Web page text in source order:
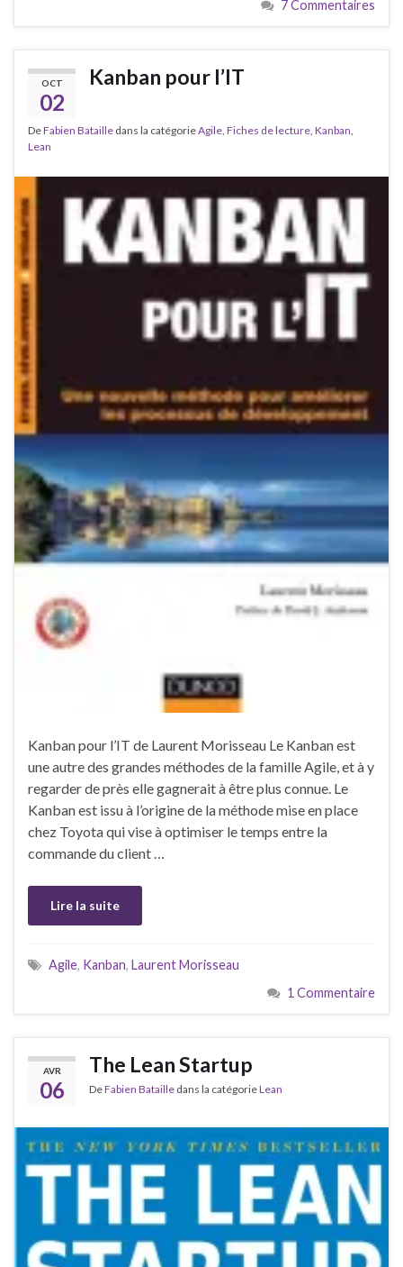
7 Commentaires
OCT
02
Kanban pour l’IT
DeFabien Bataille dans la catégorieAgile, Fiches de lecture, Kanban,
Lean
Kanban pour l’IT de Laurent Morisseau Le Kanban est
une autre des grandes méthodes de la famille Agile, et à y
regarder de près elle gagnerait à être plus connue. Le
Kanban est issu à l’origine de la méthode mise en place
chez Toyota qui vise à optimiser le temps entre la
commande du client …
Lire la suite
Agile, Kanban, Laurent Morisseau
1 Commentaire
AVR
06
The Lean Startup
DeFabien Bataille dans la catégorieLean